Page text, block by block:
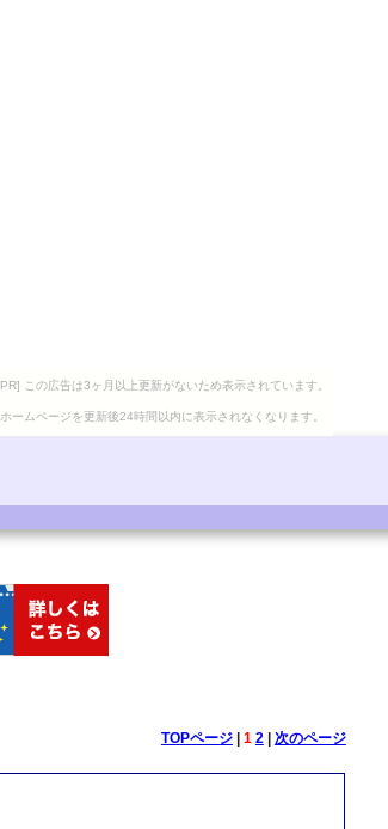
この広告は3ヶ月以上更新がないため表示されています。
ホームページを更新後24時間以内に表示されなくなります。
TOPページ| 1 2| 次のページ